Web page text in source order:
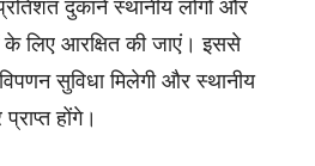
दुकानें स्थानीय लोगों और
के लिए आरक्षित की जाएं। इससे
सुविधा मिलेगी और स्थानीय
होंगे।